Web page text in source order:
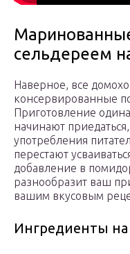
сельдереем
Наверное, все
консервированные
Приготовление
начинают
употребления
перестают
добавление в
разнообразит ваш
вашим вкусовым
Ингредиенты на